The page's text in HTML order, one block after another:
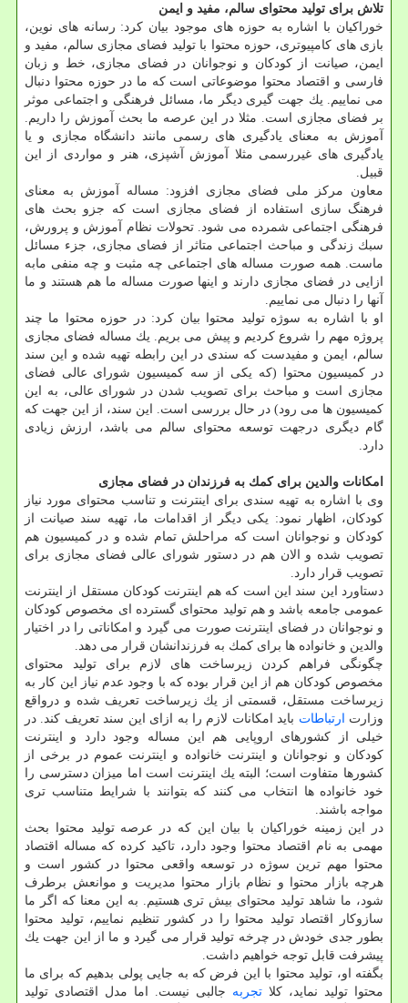
تلاش برای تولید محتوای سالم، مفید و ایمن
خوراكیان با اشاره به حوزه های موجود بیان كرد: رسانه های نوین،
بازی های كامپیوتری، حوزه محتوا با تولید فضای مجازی سالم، مفید و
ایمن، صیانت از كودكان و نوجوانان در فضای مجازی، خط و زبان
فارسی و اقتصاد محتوا موضوعاتی است كه ما در حوزه محتوا دنبال
می نماییم. یك جهت گیری دیگر ما، مسائل فرهنگی و اجتماعی موثر
بر فضای مجازی است. مثلا در این عرصه ما بحث آموزش را داریم.
آموزش به معنای یادگیری های رسمی مانند دانشگاه مجازی و یا
یادگیری های غیررسمی مثلا آموزش آشپزی، هنر و مواردی از این
قبیل.
معاون مركز ملی فضای مجازی افزود: مساله آموزش به معنای
فرهنگ سازی استفاده از فضای مجازی است كه جزو بحث های
فرهنگی اجتماعی شمرده می شود. تحولات نظام آموزش و پرورش،
سبك زندگی و مباحث اجتماعی متاثر از فضای مجازی، جزء مسائل
ماست. همه صورت مساله های اجتماعی چه مثبت و چه منفی مابه
ازایی در فضای مجازی دارند و اینها صورت مساله ما هم هستند و ما
آنها را دنبال می نماییم.
او با اشاره به سوژه تولید محتوا بیان كرد: در حوزه محتوا ما چند
پروژه مهم را شروع كردیم و پیش می بریم. یك مساله فضای مجازی
سالم، ایمن و مفیدست كه سندی در این رابطه تهیه شده و این سند
در كمیسیون محتوا (كه یكی از سه كمیسیون شورای عالی فضای
مجازی است و مباحث برای تصویب شدن در شورای عالی، به این
كمیسیون ها می رود) در حال بررسی است. این سند، از این جهت كه
گام دیگری درجهت توسعه محتوای سالم می باشد، ارزش زیادی
دارد.
امكانات والدین برای كمك به فرزندان در فضای مجازی
وی با اشاره به تهیه سندی برای اینترنت و تناسب محتوای مورد نیاز
كودكان، اظهار نمود: یكی دیگر از اقدامات ما، تهیه سند صیانت از
كودكان و نوجوانان است كه مراحلش تمام شده و در كمیسیون هم
تصویب شده و الان هم در دستور شورای عالی فضای مجازی برای
تصویب قرار دارد.
دستاورد این سند این است كه هم اینترنت كودكان مستقل از اینترنت
عمومی جامعه باشد و هم تولید محتوای گسترده ای مخصوص كودكان
و نوجوانان در فضای اینترنت صورت می گیرد و امكاناتی را در اختیار
والدین و خانواده ها برای كمك به فرزندانشان قرار می دهد.
چگونگی فراهم كردن زیرساخت های لازم برای تولید محتوای
مخصوص كودكان هم از این قرار بوده كه با وجود عدم نیاز این كار به
زیرساخت مستقل، قسمتی از یك زیرساخت تعریف شده و درواقع
وزارت ارتباطات باید امكانات لازم را به ازای این سند تعریف كند. در
خیلی از كشورهای اروپایی هم این مساله وجود دارد و اینترنت
كودكان و نوجوانان و اینترنت خانواده و اینترنت عموم در برخی از
كشورها متفاوت است؛ البته یك اینترنت است اما میزان دسترسی را
خود خانواده ها انتخاب می كنند كه بتوانند با شرایط متناسب تری
مواجه باشند.
در این زمینه خوراكیان با بیان این كه در عرصه تولید محتوا بحث
مهمی به نام اقتصاد محتوا وجود دارد، تاكید كرده كه مساله اقتصاد
محتوا مهم ترین سوژه در توسعه واقعی محتوا در كشور است و
هرچه بازار محتوا و نظام بازار محتوا مدیریت و موانعش برطرف
شود، ما شاهد تولید محتوای بیش تری هستیم. به این معنا كه اگر ما
سازوكار اقتصاد تولید محتوا را در كشور تنظیم نماییم، تولید محتوا
بطور جدی خودش در چرخه تولید قرار می گیرد و ما از این جهت یك
پیشرفت قابل توجه خواهیم داشت.
بگفته او، تولید محتوا با این فرض كه به جایی پولی بدهیم كه برای ما
محتوا تولید نماید، كلا تجربه جالبی نیست. اما مدل اقتصادی تولید